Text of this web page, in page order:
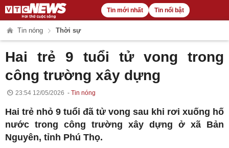
Tin mới nhất Tin nổi bật
Tin nóng Thời sự
Hai trẻ 9 tuổi tử vong trong
công trường xây dựng
23:54 12/05/2026 Tin nóng
Hai trẻ nhỏ 9 tuổi đã tử vong sau khi rơi xuống hố
nước trong công trường xây dựng ở xã Bản
Nguyên, tỉnh Phú Thọ.